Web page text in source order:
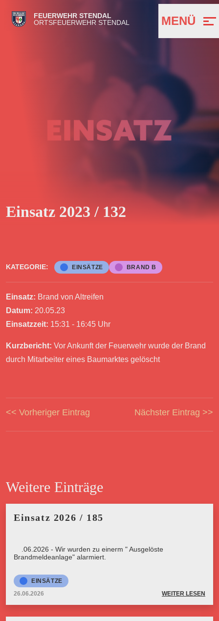
FEUERWEHR STENDAL
ORTSFEUERWEHR STENDAL
MENÜ
Einsatz 2023 / 132
KATEGORIE: EINSÄTZE BRAND B
Einsatz: Brand von Altreifen
Datum: 20.05.23
Einsatzzeit: 15:31 - 16:45 Uhr
Kurzbericht: Vor Ankunft der Feuerwehr wurde der Brand
durch Mitarbeiter eines Baumarktes gelöscht
<< Vorheriger Eintrag Nächster Eintrag >>
Weitere Einträge
Einsatz 2026 / 185
26.06.2026 - Wir wurden zu einerm " Ausgelöste
Brandmeldeanlage" alarmiert.
EINSÄTZE
26.06.2026
WEITER LESEN